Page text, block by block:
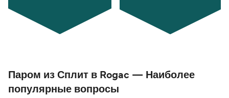
Паром из Сплит в Rogac — Наиболее
популярные вопросы